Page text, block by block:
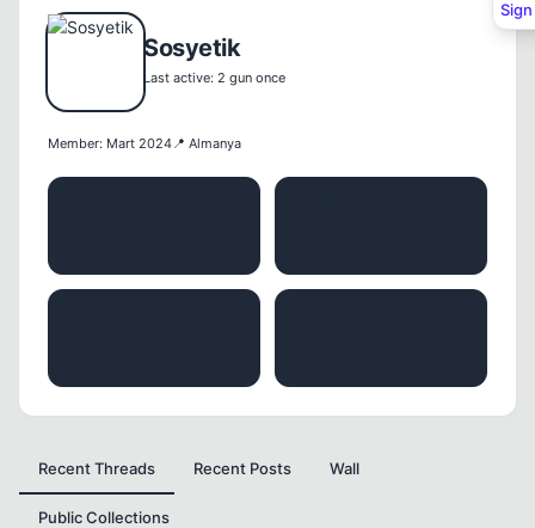
Sosyetik
Last active: 2 gun once
Member: Mart 2024📍 Almanya
Recent Threads Recent Posts Wall
Public Collections